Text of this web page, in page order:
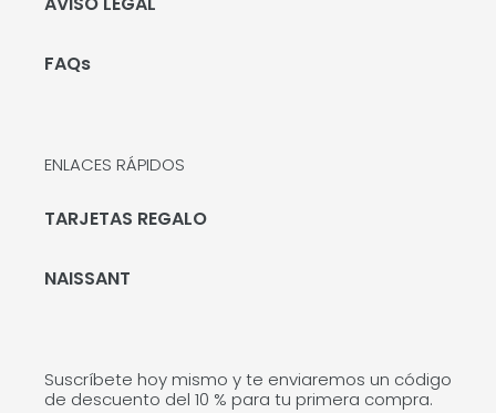
FAQs
ENLACES RÁPIDOS
TARJETAS REGALO
NAISSANT
Suscríbete hoy mismo y te enviaremos un código
de descuento del 10 % para tu primera compra.